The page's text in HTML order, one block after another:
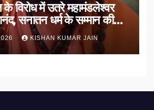
के विरोध में उतरे महामंडलेश्वर
सनातन धर्म के सम्मान की
KISHAN KUMAR JAIN